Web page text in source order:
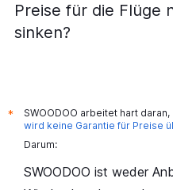
Preise für die Flüge
sinken?
*
SWOODOO arbeitet hart
wird keine Garantie für Preise
Darum:
SWOODOO ist weder